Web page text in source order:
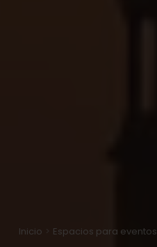
Inicio Espacios para eventos